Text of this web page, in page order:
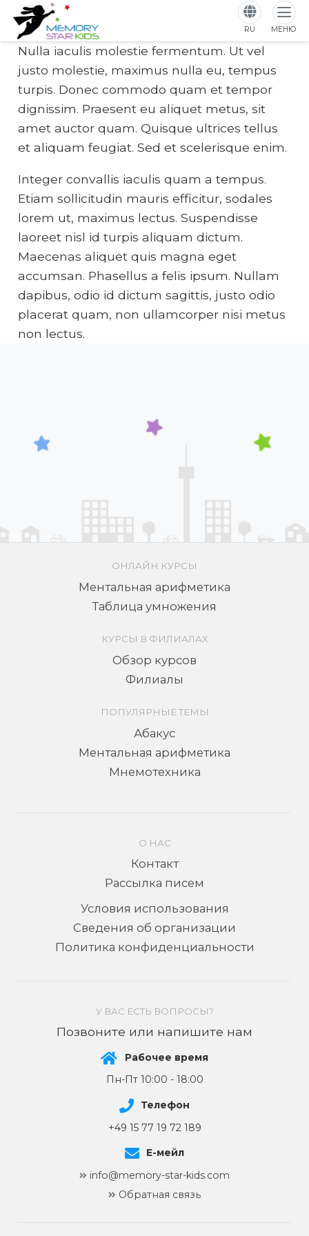
RU МЕНЮ
Nulla iaculis molestie fermentum. Ut vel
justo molestie, maximus nulla eu, tempus
turpis. Donec commodo quam et tempor
dignissim. Praesent eu aliquet metus, sit
amet auctor quam. Quisque ultrices tellus
et aliquam feugiat. Sed et scelerisque enim.
Integer convallis iaculis quam a tempus.
Etiam sollicitudin mauris efficitur, sodales
lorem ut, maximus lectus. Suspendisse
laoreet nisl id turpis aliquam dictum.
Maecenas aliquet quis magna eget
accumsan. Phasellus a felis ipsum. Nullam
dapibus, odio id dictum sagittis, justo odio
placerat quam, non ullamcorper nisi metus
non lectus.
ОНЛАЙН КУРСЫ
Ментальная арифметика
Таблица умножения
КУРСЫ В ФИЛИАЛАХ
Обзор курсов
Филиалы
ПОПУЛЯРНЫЕ ТЕМЫ
Абакус
Ментальная арифметика
Мнемотехника
О НАС
Контакт
Рассылка писем
Условия использования
Сведения об организации
Политика конфиденциальности
У ВАС ЕСТЬ ВОПРОСЫ?
Позвоните или напишите нам
Рабочее время
Пн-Пт 10:00 - 18:00
Телефон
+49 15 77 19 72 189
Е-мейл
info@memory-star-kids.com
Обратная связь